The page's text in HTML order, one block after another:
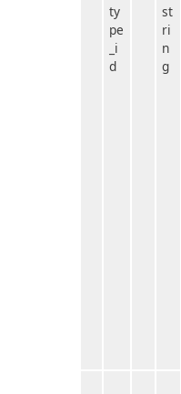
ty
pe
_i
d
st
ri
n
g